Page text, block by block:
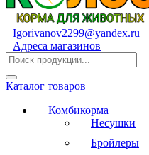
Igorivanov2299@yandex.ru
Адреса магазинов
Каталог товаров
Комбикорма
Несушки
Бройлеры